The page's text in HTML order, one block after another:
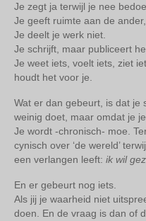
Je zegt ja terwijl je nee
Je geeft ruimte aan de
Je deelt je werk niet.
Je schrijft, maar publiceert
Je weet iets, voelt iets, ziet
houdt het voor je.
Wat er dan gebeurt, is dat je
weinig doet, maar omdat je
Je wordt -chronisch- moe.
cynisch over ‘de wereld’
een verlangen leeft: ik wil
En er gebeurt nog iets.
Als jij je waarheid niet
doen. En de vraag is dan of